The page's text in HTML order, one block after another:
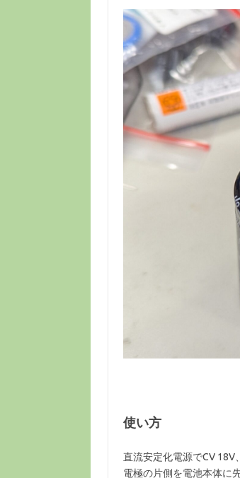
使い方
直流安定化電源でCV 18V
電極の片側を電池本体に